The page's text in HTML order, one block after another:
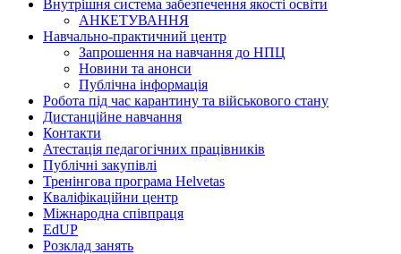
Внутрішня система забезпечення якості освіти
АНКЕТУВАННЯ
Навчально-практичний центр
Запрошення на навчання до НПЦ
Новини та анонси
Публічна інформація
Робота під час карантину та військового стану
Дистанційне навчання
Контакти
Атестація педагогічних працівників
Публічні закупівлі
Тренінгова програма Helvetas
Кваліфікаційни центр
Міжнародна співпраця
EdUР
Розклад занять